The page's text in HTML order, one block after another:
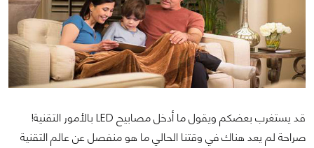
قد يستغرب بعضكم ويقول ما أدخل مصابيح LED بالأمور التقنية!
صراحة لم يعد هناك في وقتنا الحالي ما هو منفصل عن عالم التقنية